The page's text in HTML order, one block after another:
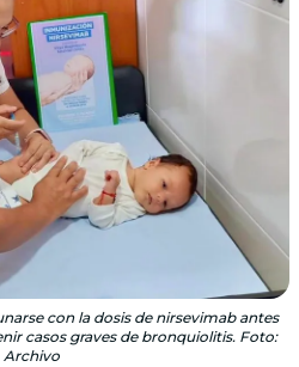
con la dosis de nirsevimab antes
casos graves de bronquiolitis. Foto:
Archivo